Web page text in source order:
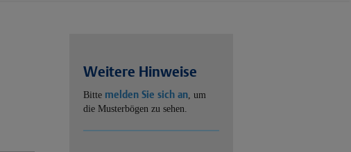
Weitere Hinweise
Bitte melden Sie sich an, um
die Musterbögen zu sehen.